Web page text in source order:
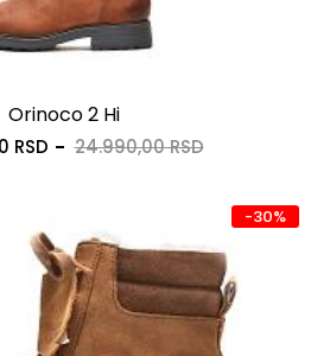
Orinoco 2 Hi
RSD 24.990,00 RSD
-30%